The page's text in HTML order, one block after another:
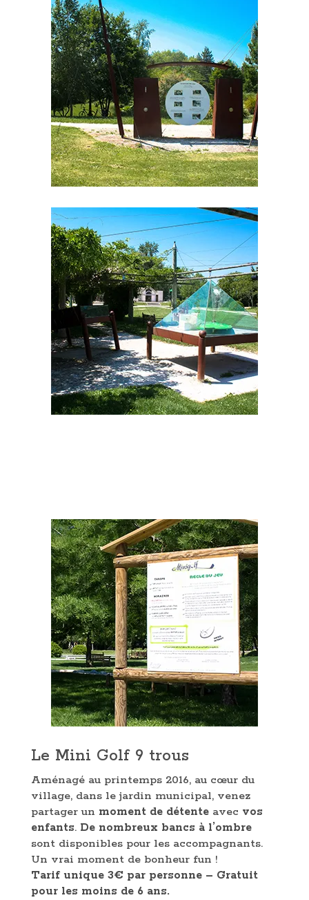
Le Mini Golf 9 trous
Aménagé au printemps 2016, au cœur du
village, dans le jardin municipal, venez
partager un moment de détenteavec vos
enfants.De nombreux bancs à l’ombre
sont disponibles pour les accompagnants.
Un vrai moment de bonheur fun !
Tarif unique 3€ par personne – Gratuit
pour les moins de 6 ans.